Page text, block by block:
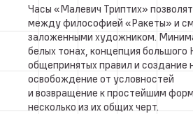
Часы «Малевич Триптих»
между философией «Ракеты» и
заложенными художником.
белых тонах, концепция большого
общепринятых правил и создание
освобождение от условностей
и возвращение к простейшим
несколько из их общих черт.